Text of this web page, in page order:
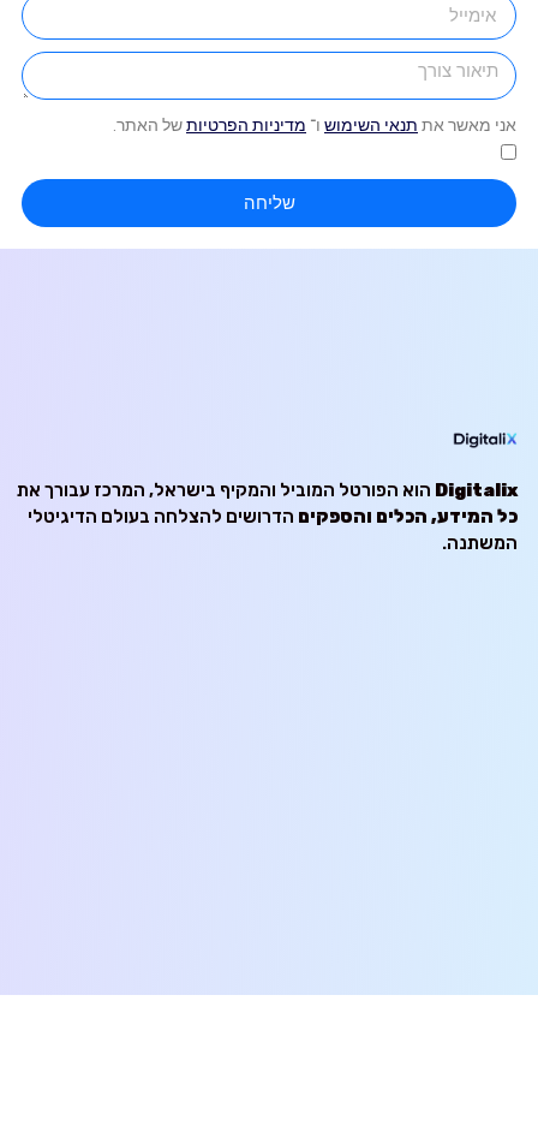
אני מאשר את תנאי השימוש ו־ מדיניות הפרטיותשל האתר.
שליחה
Digitalix הוא הפורטל המוביל והמקיף בישראל, המרכז עבורך את
כל המידע, הכלים והספקים הדרושים להצלחה בעולם הדיגיטלי
המשתנה.